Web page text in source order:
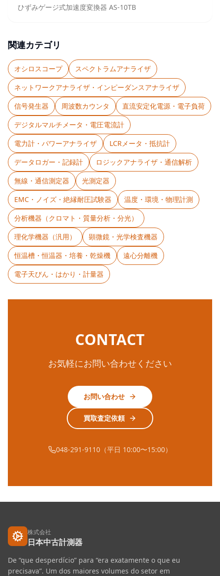
ひずみゲージ式加速度変換器 AS-10TB
関連カテゴリ
オシロスコープ
スペクトラムアナライザ
ネットワークアナライザ・インピーダンスアナライザ
信号発生器
周波数カウンタ
直流安定化電源・電子負荷
デジタルマルチメータ・電圧電流計
電力計・パワーアナライザ
LCRメータ・抵抗計
データロガー・記録計
ロジックアナライザ・通信解析
無線・通信測定器
光測定器
EMC・ノイズ・絶縁耐圧試験器
温度・環境・物理計測
分析機器（クロマト・質量分析・分光）
理化学機器（汎用）
顕微鏡・光学検査機器
恒温槽・恒温器・培養・乾燥機
遠心分離機
電子天びん・はかり・計量器
CONTACT
お気軽にお問い合わせください
お問い合わせ
買取査定依頼
048-291-9110（平日 10:00〜15:00）
株式会社
日本中古計測器
De “que desperdício” para “era exatamente o que eu
precisava”. Um dos maiores volumes do setor em